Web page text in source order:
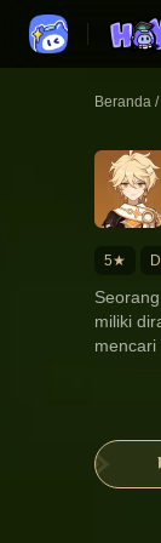
Beranda /
5★
miliki
mencari